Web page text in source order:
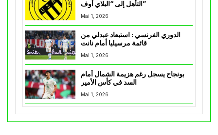
التأهل إلى “البلاي أوف”
Mai 1, 2026
الدوري الفرنسي : استبعاد عبدلي من
قائمة مرسيليا أمام نانت
Mai 1, 2026
بونجاح يسجل رغم هزيمة الشمال أمام
السد في كأس الأمير
Mai 1, 2026